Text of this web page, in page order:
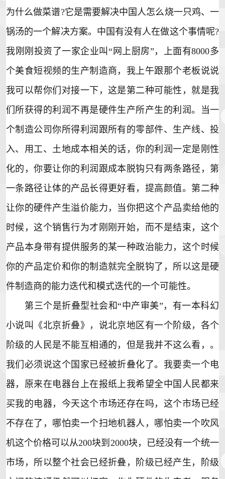
为什么做菜谱?它是需要解决中国人怎么烧一只鸡、一
锅汤的一个解决方案。中国有没有人在做这个事情呢?
我刚刚投资了一家企业叫“网上厨房”，上面有8000多
个美食短视频的生产制造商，我上午跟那个老板说说
我可以帮你们对接一下，这是第二种可能性，就是我
们所获得的利润不再是硬件生产所产生的利润。当一
个制造公司你所得利润跟所有的零部件、生产线、投
入、用工、土地成本相关的话，你的利润一定是刚性
化的，你要让你的利润跟成本脱钩只有两条路径，第
一条路径让体的产品长得更好看，提高颜值。第二种
让你的硬件产生溢价能力，当你把这个产品卖给他的
时候，这个销售行为才刚刚开始，而不是结束，这个
产品本身带有提供服务的某一种政治能力，这个时候
你的产品定价和你的制造就完全脱钩了，所以这是硬
件制造商的能力迭代和模式迭代的一个可能性。
第三个是折叠型社会和“中产审美”，有一本科幻
小说叫《北京折叠》，说北京地区有一个阶级，各个
阶级的人民是不能互相通的，但是我并不这么看，。
我们必须说这个国家已经被折叠化了。我要卖一个电
器，原来在电器台上在报纸上我希望全中国人民都来
买我的电器，今天这个市场还存在吗，这个市场已经
不存在了，哪怕卖一个扫地机器人，哪怕卖一个吹风
机这个价格可以从200块到2000块，已经没有一个统一
市场，所以整个社会已经折叠，阶级已经产生，阶级